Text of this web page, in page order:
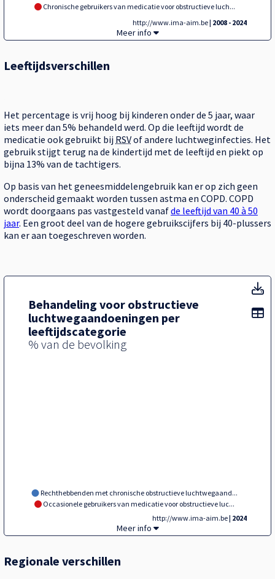
Chronische gebruikers van medicatie voor obstructieve luch...
http://www.ima-aim.be| 2008 - 2024
Gebruikers van medicatie voor
Meer info
Leeftijdsverschillen
Het percentage is vrij hoog bij kinderen onder de 5 jaar, waar
iets meer dan 5% behandeld werd. Op die leeftijd wordt de
medicatie ook gebruikt bij RSVof andere luchtweginfecties. Het
gebruik stijgt terug na de kindertijd met de leeftijd en piekt op
bijna 13% van de tachtigers.
Op basis van het geneesmiddelengebruik kan er op zich geen
onderscheid gemaakt worden tussen astma en COPD. COPD
wordt doorgaans pas vastgesteld vanafde leeftijd van 40 à 50
jaar. Een groot deel van de hogere gebruikscijfers bij 40-plussers
kan er aan toegeschreven worden.
Behandeling voor obstructieve
luchtwegaandoeningen per
leeftijdscategorie
% van de bevolking
Rechthebbenden met chronische obstructieve luchtwegaand...
Occasionele gebruikers van medicatie voor obstructieve luc...
http://www.ima-aim.be| 2024
Tegel,
Meer info
Regionale verschillen